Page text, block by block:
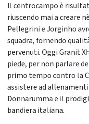
Il centrocampo è
riuscendo mai a creare
Pellegrini e Jorginho
squadra, fornendo
pervenuti. Oggi Granit
piede, per non parlare
primo tempo contro la
assistere ad
Donnarumma e il
bandiera italiana.